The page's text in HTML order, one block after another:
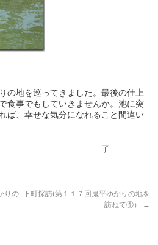
の地を巡ってきました。最後の仕上
食事でもしていきませんか。池に突
ば、幸せな気分になれること間違い
りの 下町探訪(第１１７回鬼平ゆかりの地を
訪ねて①）
→